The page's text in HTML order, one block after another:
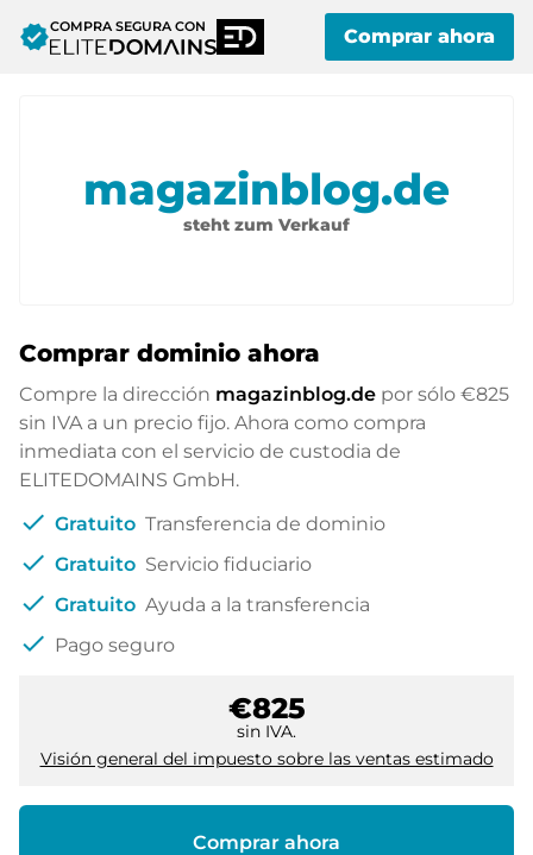
verifiedCOMPRA SEGURA CON Comprar ahora
magazinblog.de
steht zum Verkauf
Comprar dominio ahora
Compre la dirección magazinblog.de por sólo €825
sin IVA a un precio fijo. Ahora como compra
inmediata con el servicio de custodia de
ELITEDOMAINS GmbH.
check Gratuito Transferencia de dominio
check Gratuito Servicio fiduciario
check Gratuito Ayuda a la transferencia
check Pago seguro
€825
sin IVA.
Visión general del impuesto sobre las ventas estimado
Comprar ahora